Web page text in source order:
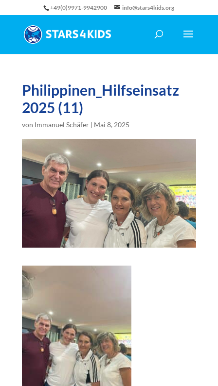
+49(0)9971-9942900 info@stars4kids.org
Philippinen_Hilfseinsatz
2025 (11)
von Immanuel Schäfer| Mai 8, 2025